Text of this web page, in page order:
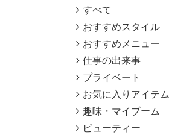
 すべて
 おすすめスタイル
 おすすめメニュー
 仕事の出来事
 プライベート
 お気に入りアイテム
 趣味・マイブーム
 ビューティー